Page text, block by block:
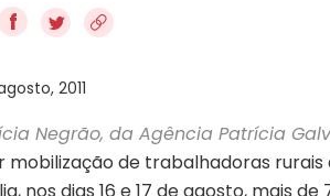
f
2011
Negrão, da Agência Patrícia
mobilização de trabalhadoras rurais
nos dias 16 e 17 de agosto, mais